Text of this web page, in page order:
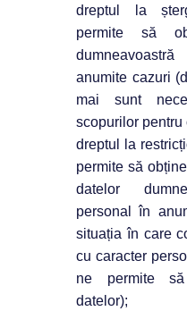
dreptul la
permite să
anumite cazuri
mai sunt
scopurilor pentru
dreptul la
permite să
datelor
personal în
situația în care
cu caracter
ne permite să
datelor);